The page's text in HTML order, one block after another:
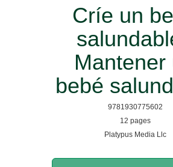
Críe un
Mantener
bebé
9781930775602
12 pages
Platypus Media Llc